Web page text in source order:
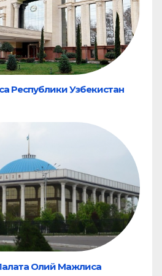
Республики Узбекистан
Олий Мажлиса